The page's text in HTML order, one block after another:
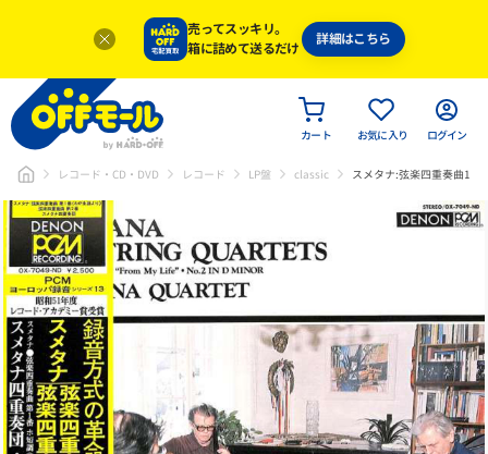
売ってスッキリ。
箱に詰めて送るだけ
詳細はこちら
カート お気に入り ログイン
レコード・CD・DVD レコード LP盤 classic スメタナ:弦楽四重奏曲1